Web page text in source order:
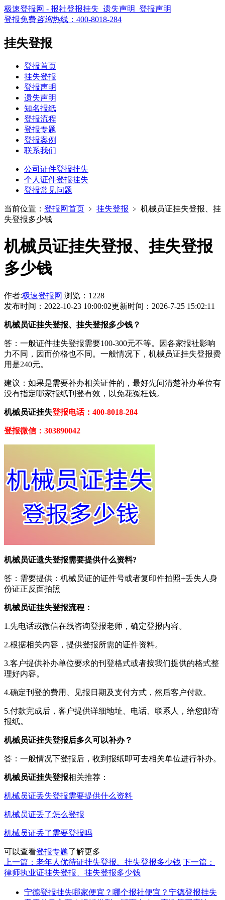
极速登报网 - 报社登报挂失_遗失声明_登报声明
登报免费咨询热线： 400-8018-284
挂失登报
登报首页
挂失登报
登报声明
遗失声明
知名报纸
登报流程
登报专题
登报案例
联系我们
公司证件登报挂失
个人证件登报挂失
登报常见问题
当前位置： 登报网首页 ﹥ 挂失登报 ﹥ 机械员证挂失登报、挂
失登报多少钱
机械员证挂失登报、挂失登报
多少钱
作者:极速登报网 浏览：1228
发布时间：2022-10-23 10:00:02更新时间：2026-7-25 15:02:11
机械员证挂失登报、挂失登报多少钱？
答：一般证件挂失登报需要100-300元不等。因各家报社影响
力不同，因而价格也不同。一般情况下，机械员证挂失登报费
用是240元。
建议：如果是需要补办相关证件的，最好先问清楚补办单位有
没有指定哪家报纸刊登有效，以免花冤枉钱。
机械员证挂失登报电话：400-8018-284
登报微信：303890042
机械员证遗失登报需要提供什么资料?
答：需要提供：机械员证的证件号或者复印件拍照+丢失人身
份证正反面拍照
机械员证挂失登报流程：
1.先电话或微信在线咨询登报老师，确定登报内容。
2.根据相关内容，提供登报所需的证件资料。
3.客户提供补办单位要求的刊登格式或者按我们提供的格式整
理好内容。
4.确定刊登的费用、见报日期及支付方式，然后客户付款。
5.付款完成后，客户提供详细地址、电话、联系人，给您邮寄
报纸。
机械员证挂失登报后多久可以补办？
答：一般情况下登报后，收到报纸即可去相关单位进行补办。
机械员证挂失登报相关推荐：
机械员证丢失登报需要提供什么资料
机械员证丢了怎么登报
机械员证丢了需要登报吗
可以查看登报专题了解更多
上一篇：老年人优待证挂失登报、挂失登报多少钱 下一篇：
律师执业证挂失登报、挂失登报多少钱
宁德登报挂失哪家便宜？哪个报社便宜？宁德登报挂失